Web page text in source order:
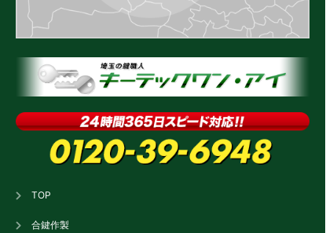
TOP
合鍵作製